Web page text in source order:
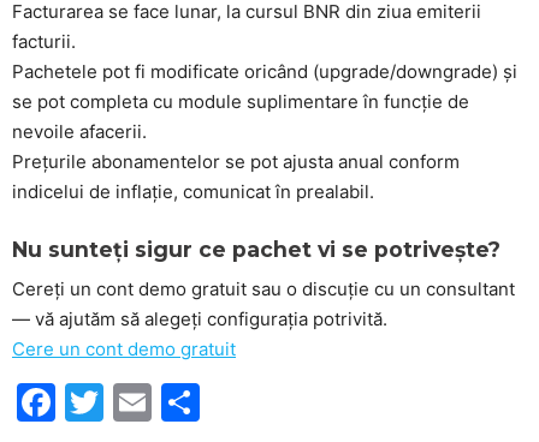
Facturarea se face lunar, la cursul BNR din ziua emiterii
facturii.
Pachetele pot fi modificate oricând (upgrade/downgrade) și
se pot completa cu module suplimentare în funcție de
nevoile afacerii.
Prețurile abonamentelor se pot ajusta anual conform
indicelui de inflație, comunicat în prealabil.
Nu sunteți sigur ce pachet vi se potrivește?
Cereți un cont demo gratuit sau o discuție cu un consultant
— vă ajutăm să alegeți configurația potrivită.
Cere un cont demo gratuit
F
T
E